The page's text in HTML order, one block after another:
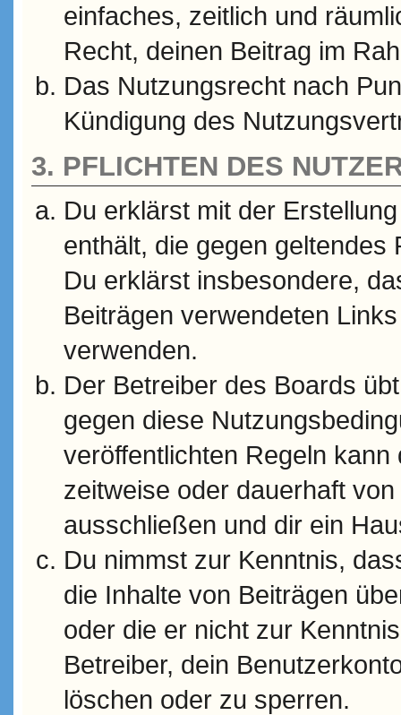
einfaches, zeitlich und
Recht, deinen Beitrag im
Das Nutzungsrecht nach
Kündigung des
3. PFLICHTEN DES
Du erklärst mit der
enthält, die gegen
Du erklärst insbesondere,
Beiträgen verwendeten
verwenden.
Der Betreiber des Boards
gegen diese
veröffentlichten Regeln
zeitweise oder dauerhaft
ausschließen und dir ein
Du nimmst zur Kenntnis,
die Inhalte von Beiträgen
oder die er nicht zur
Betreiber, dein
löschen oder zu sperren.